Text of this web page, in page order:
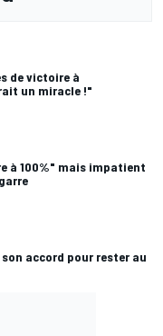
de victoire à
un miracle !"
à 100%" mais impatient
accord pour rester au